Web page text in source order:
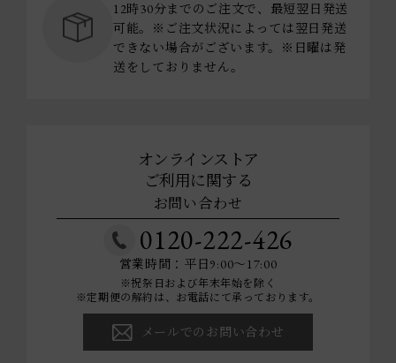
12時30分までのご注文で、最短翌日発送
可能。※ご注文状況によっては翌日発送
できない場合がございます。※日曜は発
送をしておりません。
オンラインストア
ご利用に関する
お問い合わせ
0120-222-426
営業時間：平日9:00～17:00
※祝祭日および年末年始を除く
※定期便の解約は、お電話にて承っております。
メールでのお問い合わせ